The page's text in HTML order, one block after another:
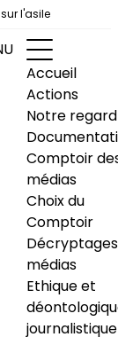
l'asile
Accueil
Actions
Notre regard
Comptoir
médias
Choix du
Comptoir
Décryptages
médias
Ethique et
journalistique